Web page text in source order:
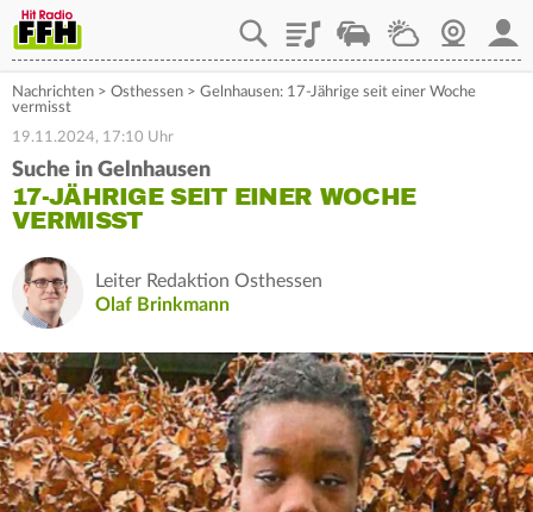
PlaylistStaupilotWetterWebcam
Nachrichten > Osthessen > Gelnhausen: 17-Jährige seit einer Woche
vermisst
19.11.2024, 17:10 Uhr
Suche in Gelnhausen
17-JÄHRIGE SEIT EINER WOCHE
VERMISST
Leiter Redaktion Osthessen
Olaf Brinkmann